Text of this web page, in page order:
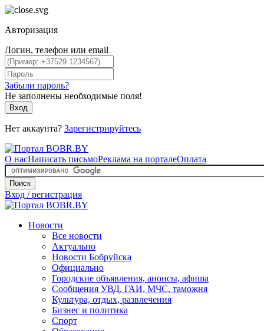
Авторизация
Логин, телефон или email
Забыли пароль?
Не заполнены необходимые поля!
Вход
Нет аккаунта? Зарегистрируйтесь
О насНаписать письмоРеклама на порталеОплата
Поиск
Вход / регистрация
Новости
Все новости
Актуально
Новости Бобруйска
Официально
Городские объявления, анонсы, афиша
Сообщения УВД, ГАИ, МЧС, таможня
Культура, отдых, развлечения
Бизнес и политика
Спорт